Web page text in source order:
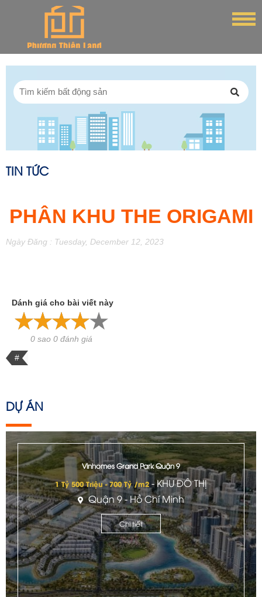
TIN TỨC
PHÂN KHU THE ORIGAMI
Ngày Đăng : Tuesday, December 12, 2023
Dánh giá cho bài viết này
0 sao 0 đánh giá
#
DỰ ÁN
Vinhomes Grand Park Quận 9
1 Tỷ 500 Triệu - 700 Tỷ /m2 - KHU ĐÔ THỊ
Quận 9 - Hồ Chí Minh
Chi tiết